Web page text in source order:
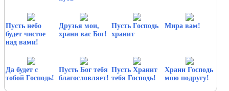
Пусть небо
будет чистое
над вами!
Друзья мои,
храни вас Бог!
Пусть Господь
хранит
Мира вам!
Да будет с
тобой Господь!
Пусть Бог тебя
благословляет!
Пусть Хранит
тебя Господь!
Храни Господь
мою подругу!